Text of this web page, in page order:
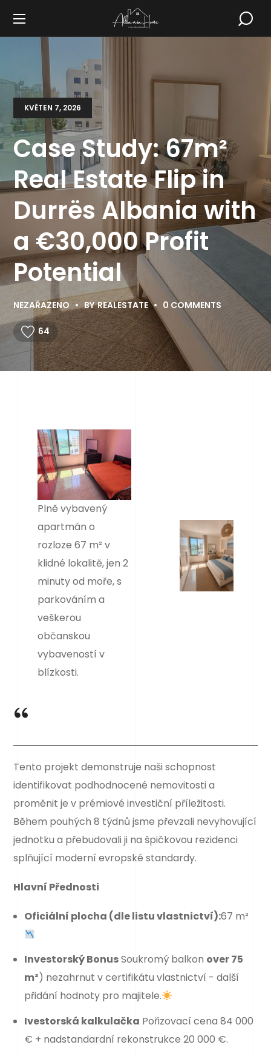
KVĚTEN 7, 2026
Case Study: 67m²
Real Estate Flip in
Durrës Albania with
a €30,000 Profit
Potential
NEZAŘAZENO BYREALESTATE 0 COMMENTS
64
Plně vybavený
apartmán o
rozloze 67 m² v
klidné lokalitě, jen 2
minuty od moře, s
parkováním a
veškerou
občanskou
vybaveností v
blízkosti.
Tento projekt demonstruje naši schopnost
identifikovat podhodnocené nemovitosti a
proměnit je v prémiové investiční příležitosti.
Během pouhých 8 týdnů jsme převzali nevyhovující
jednotku a přebudovali ji na špičkovou rezidenci
splňující moderní evropské standardy.
Hlavní Přednosti
Oficiální plocha (dle listu vlastnictví):67 m²
Investorský BonusSoukromý balkon over 75
m²) nezahrnut v certifikátu vlastnictví - další
přidání hodnoty pro majitele.
Ivestorská kalkulačka Pořizovací cena 84 000
€ + nadstandardní rekonstrukce 20 000 €.